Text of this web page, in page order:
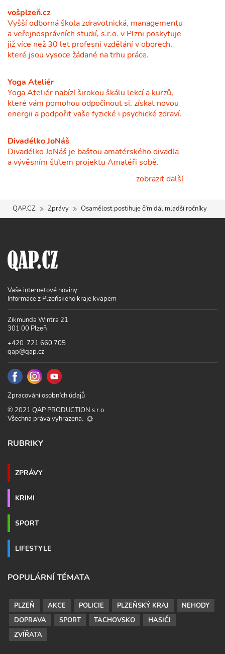
vošplzeň.cz
Vyšší odborná škola zdravotnická, managementu
a veřejnosprávních studií, s.r.o. v Plzni poskytuje
již více než 30 let profesní vzdělání v oborech,
které jsou vysoce žádané na trhu práce.
Yoga Ateliér
Yoga Ateliér nabízí širokou škálu lekcí a kurzů,
které vám pomohou odpočinout si, získat novou
energii a podpořit vaše fyzické i psychické zdraví.
Divadélko JoNáš
Divadélko JoNáš je baštou amatérského divadla
a vývěsním štítem projektu Amatéři sobě.
zobrazit další
QAP.CZ Zprávy Osamělost postihuje čím dál mladší ročníky
Vaše internetové noviny
Informace z Plzeňského kraje kvapem
Zikmunda Wintra 21
301 00 Plzeň
+420 721 660 705
qap@qap.cz
Zpracování osobních údajů
© 2021 QAP PRODUCTION s.r.o.
Všechna práva vyhrazena.
RUBRIKY
ZPRÁVY
KRIMI
SPORT
LIFESTYLE
POPULÁRNÍ TÉMATA
PLZEŇ AKCE POLICIE PLZEŇSKÝ KRAJ
NEHODY
DOPRAVA
SPORT TACHOVSKO
HASIČI
ZVÍŘATA